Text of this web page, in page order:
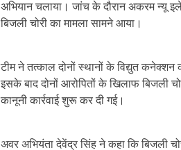
अभियान चलाया। जांच के दौरान अकरम
बिजली चोरी का मामला सामने आया।
टीम ने तत्काल दोनों स्थानों के विद्युत कनेक्शन
इसके बाद दोनों आरोपितों के खिलाफ बिजली
कानूनी कार्रवाई शुरू कर दी गई।
अवर अभियंता देवेंद्र सिंह ने कहा कि बिजली